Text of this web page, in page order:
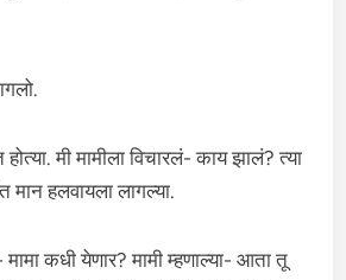
होत्या. मी मामीला विचारलं- काय झालं? त्या
मान हलवायला लागल्या.
मामा कधी येणार? मामी म्हणाल्या- आता तू